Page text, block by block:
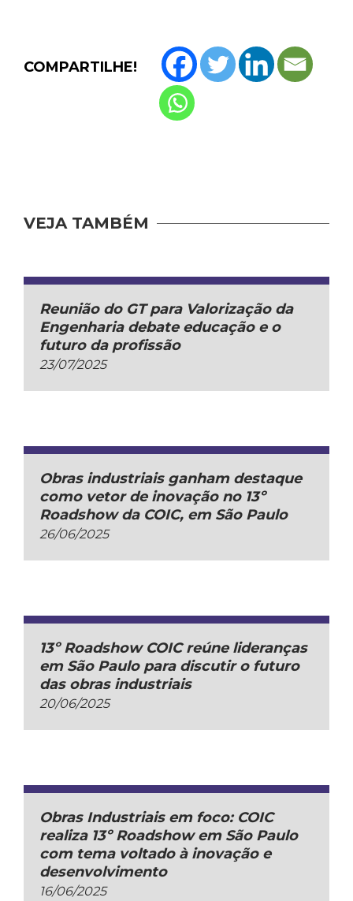
COMPARTILHE!
VEJA TAMBÉM
Reunião do GT para Valorização da
Engenharia debate educação e o
futuro da profissão
23/07/2025
Obras industriais ganham destaque
como vetor de inovação no 13º
Roadshow da COIC, em São Paulo
26/06/2025
13º Roadshow COIC reúne lideranças
em São Paulo para discutir o futuro
das obras industriais
20/06/2025
Obras Industriais em foco: COIC
realiza 13º Roadshow em São Paulo
com tema voltado à inovação e
desenvolvimento
16/06/2025